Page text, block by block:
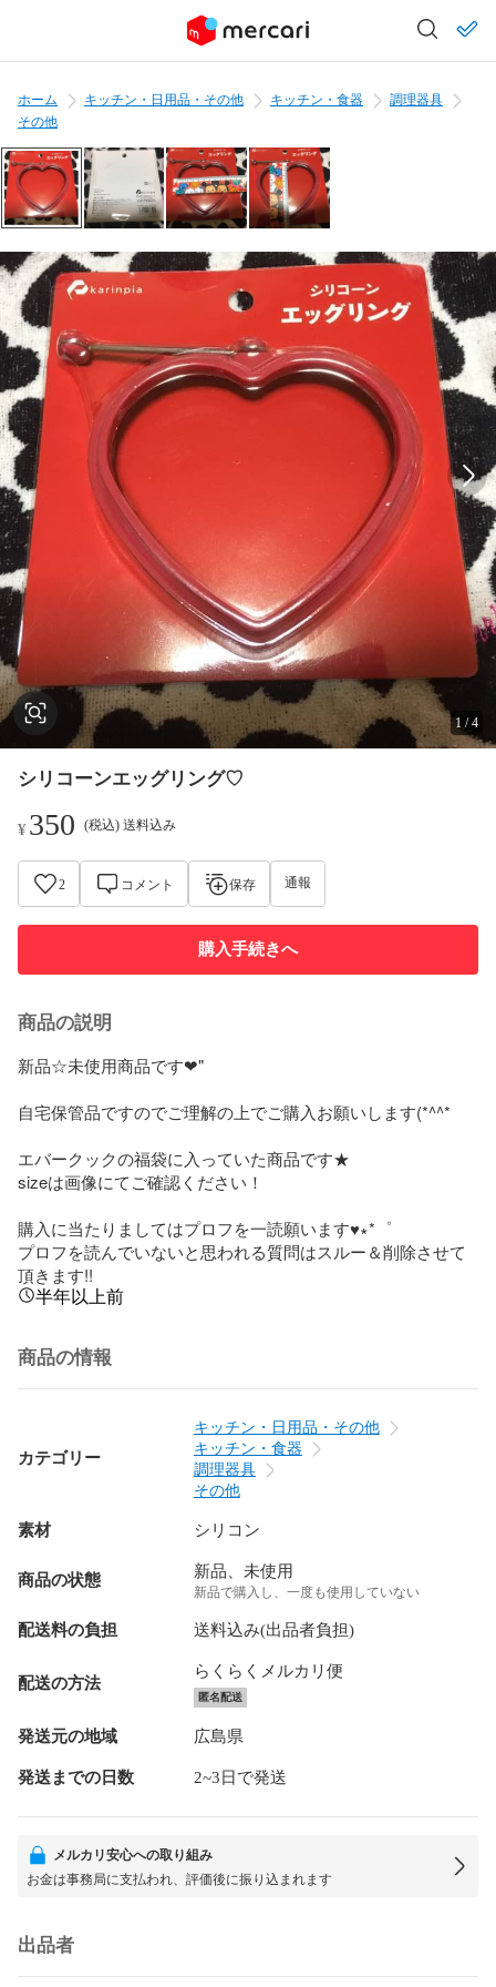
ホーム キッチン・日用品・その他 キッチン・食器
調理器具
その他
1 /4
シリコーンエッグリング♡
¥350 (税込) 送料込み
2 コメント 保存 通報
購入手続きへ
商品の説明
新品☆未使用商品です❤︎"
自宅保管品ですのでご理解の上でご購入お願いします(*^^*ゞ
エバークックの福袋に入っていた商品です★
sizeは画像にてご確認ください！
購入に当たりましてはプロフを一読願います♥︎∗*゜
プロフを読んでいないと思われる質問はスルー＆削除させて
頂きます!!
半年以上前
商品の情報
カテゴリー
キッチン・日用品・その他
キッチン・食器
調理器具
その他
素材 シリコン
商品の状態 新品、未使用
新品で購入し、一度も使用していない
配送料の負担 送料込み(出品者負担)
配送の方法
らくらくメルカリ便
匿名配送
発送元の地域 広島県
発送までの日数 2~3日で発送
メルカリ安心への取り組み
お金は事務局に支払われ、評価後に振り込まれます
出品者